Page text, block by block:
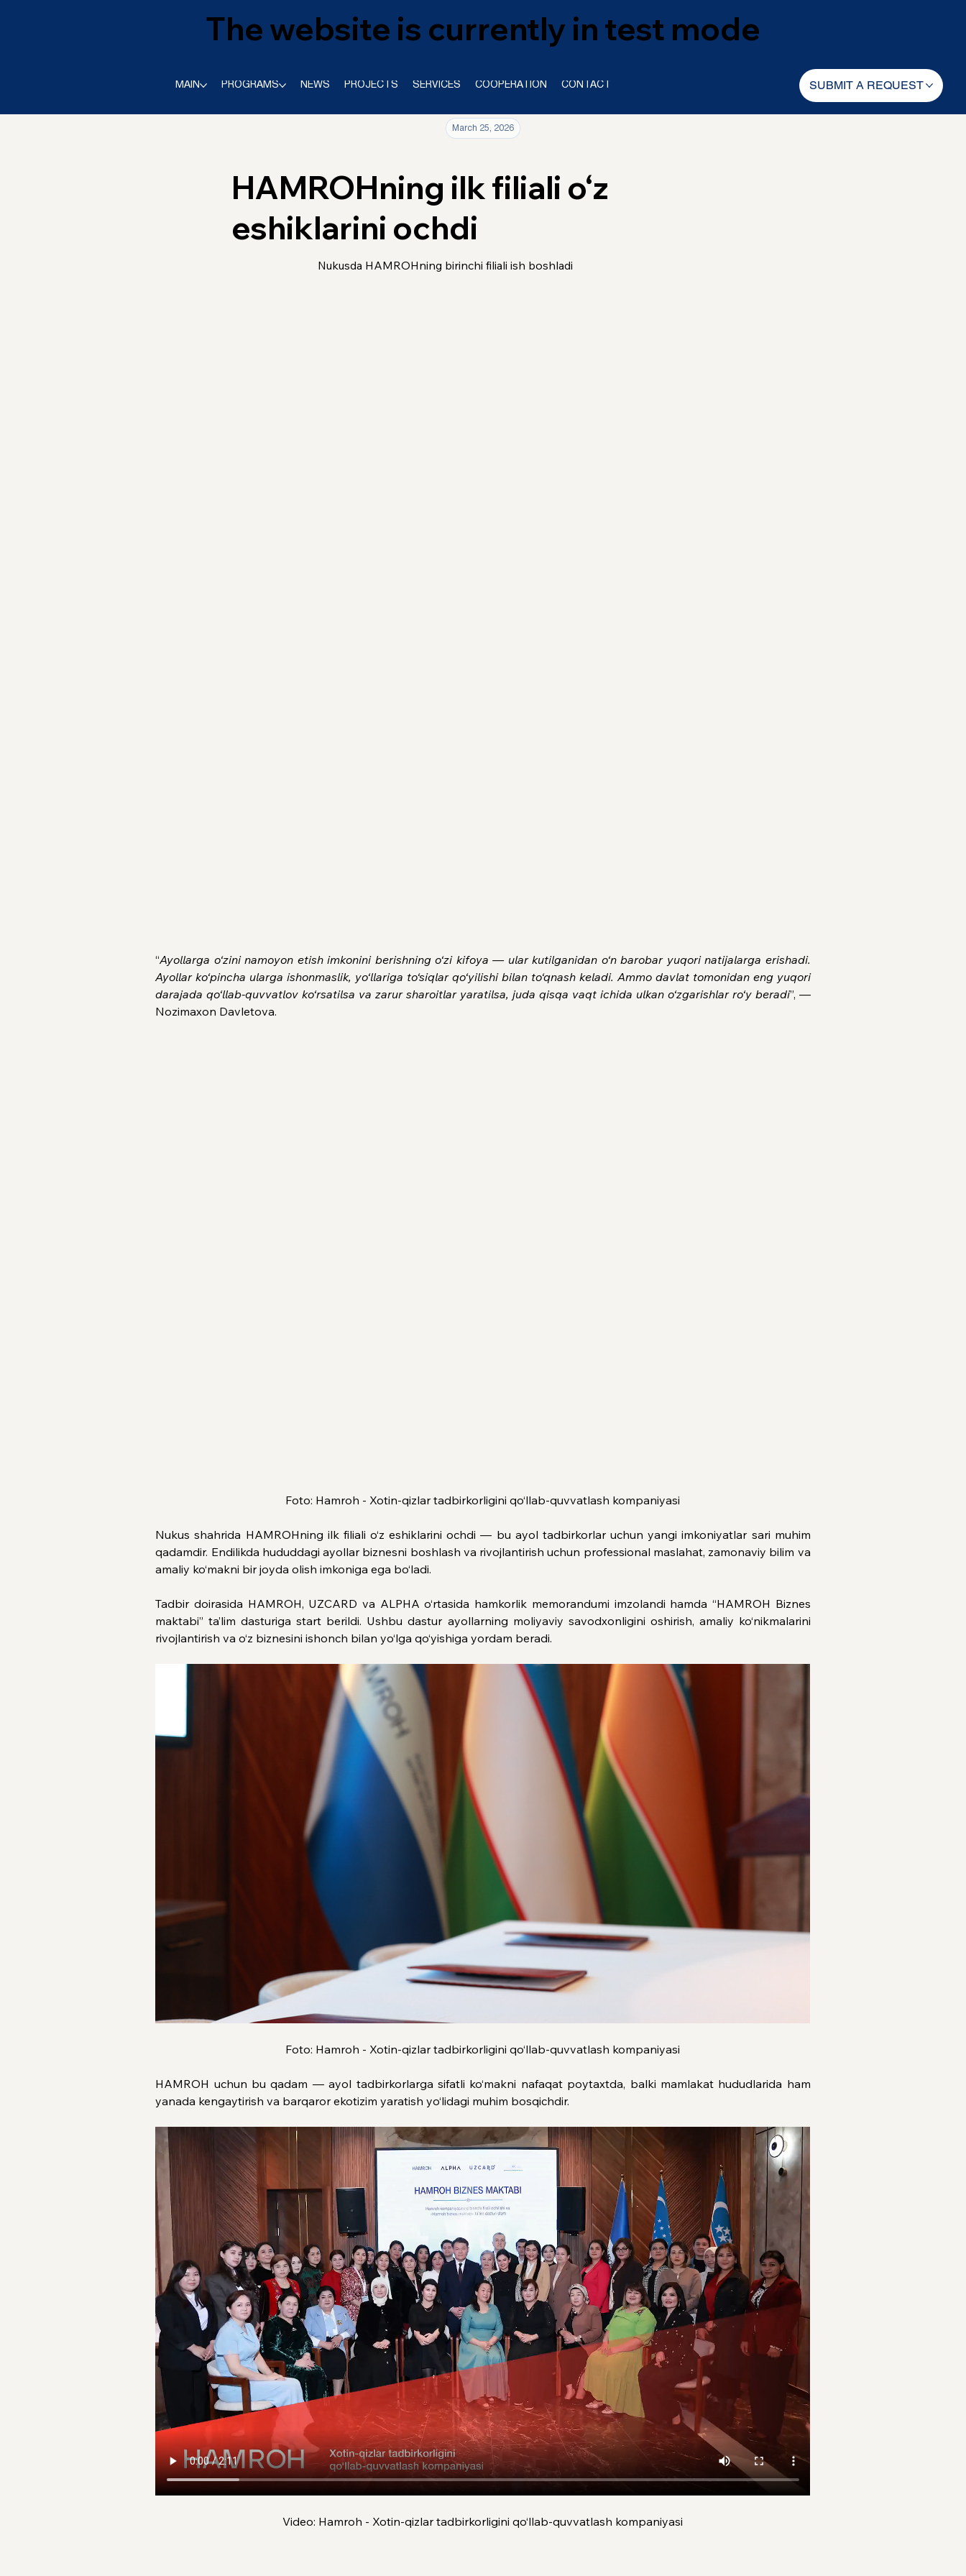
MAIN PROGRAMS NEWS PROJECTS SERVICES COOPERATION CONTACT SUBMIT A REQUEST
The website is currently in test mode
March 25, 2026
HAMROHning ilk filiali o‘z
eshiklarini ochdi
Nukusda HAMROHning birinchi filiali ish boshladi
“Ayollarga o‘zini namoyon etish imkonini berishning o‘zi kifoya — ular kutilganidan o‘n barobar yuqori natijalarga erishadi.
Ayollar ko‘pincha ularga ishonmaslik, yo‘llariga to‘siqlar qo‘yilishi bilan to‘qnash keladi. Ammo davlat tomonidan eng yuqori
darajada qo‘llab-quvvatlov ko‘rsatilsa va zarur sharoitlar yaratilsa, juda qisqa vaqt ichida ulkan o‘zgarishlar ro‘y beradi”, —
Nozimaxon Davletova.
Foto: Hamroh - Xotin-qizlar tadbirkorligini qo‘llab-quvvatlash kompaniyasi
Nukus shahrida HAMROHning ilk filiali o‘z eshiklarini ochdi — bu ayol tadbirkorlar uchun yangi imkoniyatlar sari muhim
qadamdir. Endilikda hududdagi ayollar biznesni boshlash va rivojlantirish uchun professional maslahat, zamonaviy bilim va
amaliy ko‘makni bir joyda olish imkoniga ega bo‘ladi.
Tadbir doirasida HAMROH, UZCARD va ALPHA o‘rtasida hamkorlik memorandumi imzolandi hamda “HAMROH Biznes
maktabi” ta’lim dasturiga start berildi. Ushbu dastur ayollarning moliyaviy savodxonligini oshirish, amaliy ko‘nikmalarini
rivojlantirish va o‘z biznesini ishonch bilan yo‘lga qo‘yishiga yordam beradi.
Foto: Hamroh - Xotin-qizlar tadbirkorligini qo‘llab-quvvatlash kompaniyasi
HAMROH uchun bu qadam — ayol tadbirkorlarga sifatli ko‘makni nafaqat poytaxtda, balki mamlakat hududlarida ham
yanada kengaytirish va barqaror ekotizim yaratish yo‘lidagi muhim bosqichdir.
Video: Hamroh - Xotin-qizlar tadbirkorligini qo‘llab-quvvatlash kompaniyasi